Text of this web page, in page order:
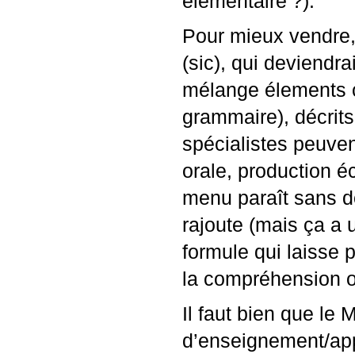
Pour mieux
(sic), qui
mélange élements
grammaire),
spécialistes
orale, production
menu paraît sans
rajoute (mais ça a
formule qui laisse
la compréhension
Il faut bien que le
d’enseignement/